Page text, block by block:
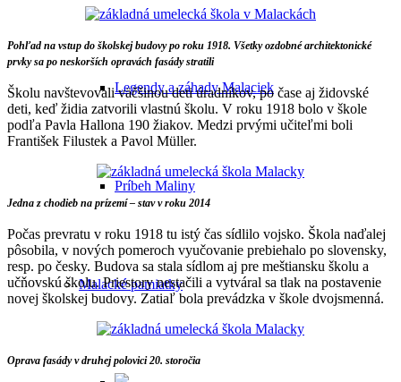
Legendy a záhady Malaciek
Príbeh Maliny
Malacké pamiatky
Pohľad na vstup do školskej budovy po roku 1918. Všetky ozdobné architektonické
prvky sa po neskorších opravách fasády stratili
Školu navštevovali väčšinou deti úradníkov, po čase aj židovské
deti, keď židia zatvorili vlastnú školu. V roku 1918 bolo v škole
podľa Pavla Hallona 190 žiakov. Medzi prvými učiteľmi boli
František Filustek a Pavol Müller.
Jedna z chodieb na prízemí – stav v roku 2014
Počas prevratu v roku 1918 tu istý čas sídlilo vojsko. Škola naďalej
pôsobila, v nových pomeroch vyučovanie prebiehalo po slovensky,
resp. po česky. Budova sa stala sídlom aj pre meštiansku školu a
učňovskú školu. Priestory nestačili a vytváral sa tlak na postavenie
novej školskej budovy. Zatiaľ bola prevádzka v škole dvojsmenná.
Oprava fasády v druhej polovici 20. storočia